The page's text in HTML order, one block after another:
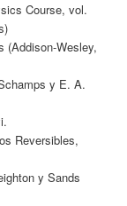
Course, vol.
(Addison-Wesley,
y E. A.
Reversibles,
y Sands